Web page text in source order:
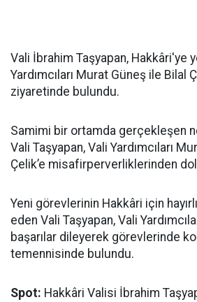
Vali İbrahim Taşyapan, Hakkâri'ye
Yardımcıları Murat Güneş ile Bilal
ziyaretinde bulundu.
Samimi bir ortamda gerçekleşen
Vali Taşyapan, Vali Yardımcıları
Çelik’e misafirperverliklerinden
Yeni görevlerinin Hakkâri için
eden Vali Taşyapan, Vali
başarılar dileyerek görevlerinde
temennisinde bulundu.
Spot: Hakkâri Valisi İbrahim